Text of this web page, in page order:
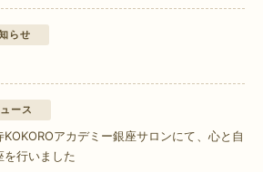
らせ
ース
KOKOROアカデミー銀座サロンにて、心と自
行いました